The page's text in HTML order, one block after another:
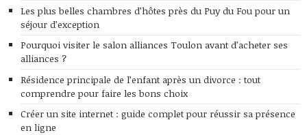
Les plus belles chambres d’hôtes près du Puy du Fou pour un
séjour d’exception
Pourquoi visiter le salon alliances Toulon avant d’acheter ses
alliances ?
Résidence principale de l’enfant après un divorce : tout
comprendre pour faire les bons choix
Créer un site internet : guide complet pour réussir sa présence
en ligne